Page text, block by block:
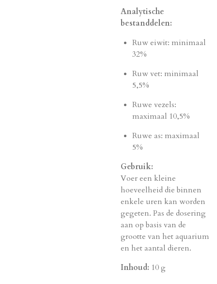
Analytische
bestanddelen:
Ruw eiwit: minimaal
32%
Ruw vet: minimaal
5,5%
Ruwe vezels:
maximaal 10,5%
Ruwe as: maximaal
5%
Gebruik:
Voer een kleine
hoeveelheid die binnen
enkele uren kan worden
gegeten. Pas de dosering
aan op basis van de
grootte van het aquarium
en het aantal dieren.
Inhoud: 10 g